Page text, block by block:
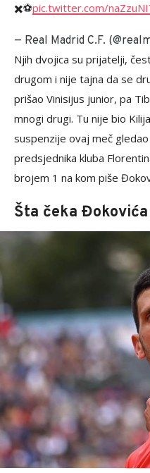
✖️⚽️pic.twitter.com/
— Real Madrid C.F.
Njih dvojica su prijatelji,
drugom i nije tajna da se
prišao Vinisijus junior, pa
mnogi drugi. Tu nije bio
suspenzije ovaj meč
predsjednika kluba
brojem 1 na kom piše
Šta čeka